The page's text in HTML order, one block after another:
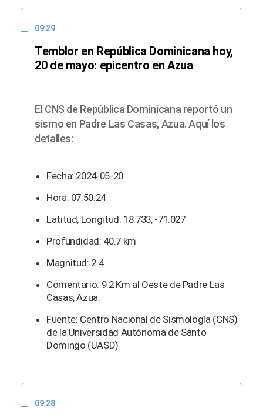
09:29
Temblor en República Dominicana hoy,
20 de mayo: epicentro en Azua
El CNS de República Dominicana reportó un
sismo en Padre Las Casas, Azua. Aquí los
detalles:
Fecha: 2024-05-20
Hora: 07:50:24
Latitud, Longitud: 18.733, -71.027
Profundidad: 40.7 km
Magnitud: 2.4
Comentario: 9.2 Km al Oeste de Padre Las
Casas, Azua.
Fuente: Centro Nacional de Sismología (CNS)
de la Universidad Autónoma de Santo
Domingo (UASD)
09:28